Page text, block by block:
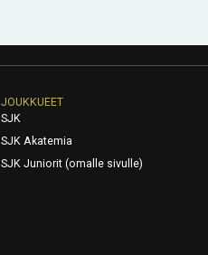
JOUKKUEET
SJK
SJK Akatemia
SJK Juniorit (omalle sivulle)